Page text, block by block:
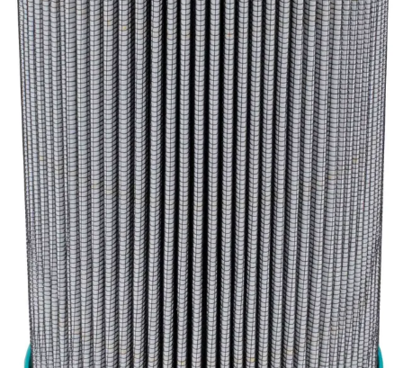
Meistä
Tarina
Avoimet työpaikat
Ympäristöpolitiikka
Messut ja tapahtumat
Laskutustiedot
Tilinavaushakemus
Jälleenmyyjät
Yhteystiedot
Pääkonttori ja logistiikkakeskus
Salhydro Nurmijärvi
Salhydro Tampere
Salhydro Jyväskylä
Salhydro Kuopio
Salhydro Oulu
Salhydro Turku
Salhydro Lahti
Salhydro Pori
Hydromarket Helsinki, Suutarila